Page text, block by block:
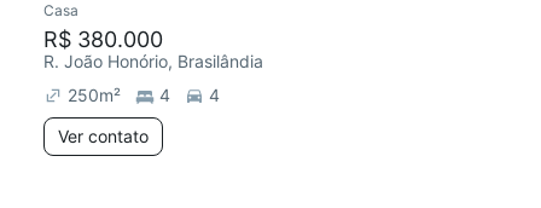
Casa
R$ 380.000
R. João Honório, Brasilândia
250m² 4
4
Ver contato